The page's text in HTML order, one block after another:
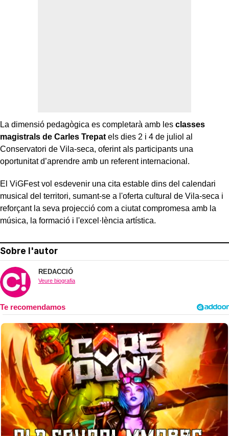
La dimensió pedagògica es completarà amb les classes
magistrals de Carles Trepatels dies 2 i 4 de juliol al
Conservatori de Vila-seca, oferint als participants una
oportunitat d’aprendre amb un referent internacional.
El ViGFest vol esdevenir una cita estable dins del calendari
musical del territori, sumant-se a l'oferta cultural de Vila-seca i
reforçant la seva projecció com a ciutat compromesa amb la
música, la formació i l'excel·lència artística.
Sobre l'autor
REDACCIÓ
Veure biografia